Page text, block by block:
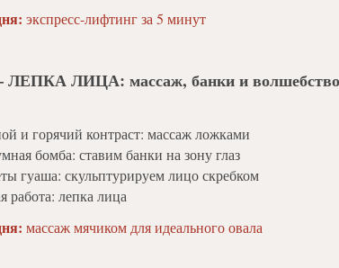
экспресс-лифтинг за 5 минут
ЛИЦА: массаж, банки и волшебство
и горячий контраст: массаж ложками
бомба: ставим банки на зону глаз
гуаша: скульптурируем лицо скребком
работа: лепка лица
массаж мячиком для идеального овала